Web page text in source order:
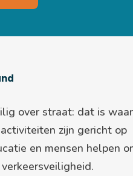
over straat: dat is
zijn gericht op
en mensen helpen